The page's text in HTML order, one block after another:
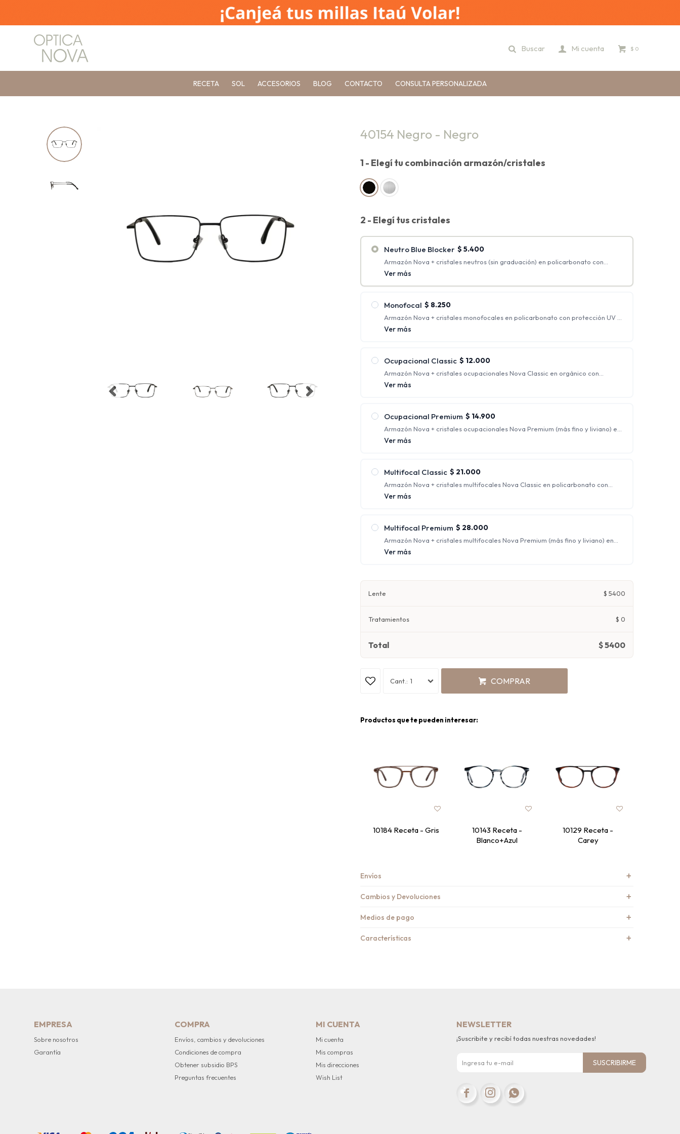
RECETA SOL ACCESORIOS BLOG CONTACTO CONSULTA PERSONALIZADA
$ 0
40154 Negro - Negro
1 - Elegí tu combinación armazón/cristales
2 - Elegí tus cristales
Neutro Blue Blocker $ 5.400
Armazón Nova + cristales neutros (sin graduación) en policarbonato con
antirreflejo + Blue Blocker.
Ver más
Monofocal $ 8.250
Armazón Nova + cristales monofocales en policarbonato con protección UV y
antirreflejo. (Rango de graduaciones incluidas: hasta esférico 4.00 y cilíndrico
Ver más
Ocupacional Classic $ 12.000
Armazón Nova + cristales ocupacionales Nova Classic en orgánico con
protección UV y antirreflejo.
Ver más
Ocupacional Premium $ 14.900
Armazón Nova + cristales ocupacionales Nova Premium (más fino y liviano) en
policarbonato con protección UV y antirreflejo + Blue Blocker.
Ver más
Multifocal Classic $ 21.000
Armazón Nova + cristales multifocales Nova Classic en policarbonato con
protección UV y antirreflejo.
Ver más
Multifocal Premium $ 28.000
Armazón Nova + cristales multifocales Nova Premium (más fino y liviano) en
orgánico 1.67 con protección UV y antirreflejo.
Ver más
Lente $ 5400
Tratamientos $ 0
Total $5400
1 COMPRAR
Productos que te pueden interesar:
10184 Receta - Gris
10143 Receta -
Blanco+Azul
10129 Receta -
Carey
Envíos
Cambios y Devoluciones
Medios de pago
Características
EMPRESA
Sobre nosotros
Garantía
COMPRA
Envíos, cambios y devoluciones
Condiciones de compra
Obtener subsidio BPS
Preguntas frecuentes
MI CUENTA
Mi cuenta
Mis compras
Mis direcciones
Wish List
NEWSLETTER
¡Suscribite y recibí todas nuestras novedades!
SUSCRIBIRME
  